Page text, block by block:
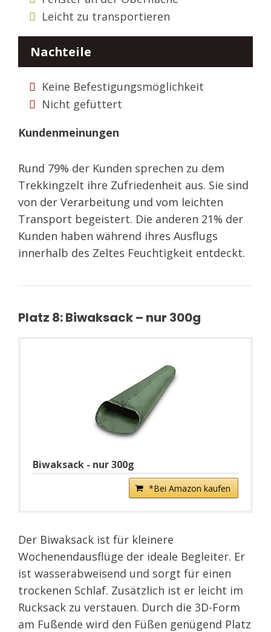
Leicht zu transportieren
Nachteile
Keine Befestigungsmöglichkeit
Nicht gefüttert
Kundenmeinungen
Rund 79% der Kunden sprechen zu dem
Trekkingzelt ihre Zufriedenheit aus. Sie sind
von der Verarbeitung und vom leichten
Transport begeistert. Die anderen 21% der
Kunden haben während ihres Ausflugs
innerhalb des Zeltes Feuchtigkeit entdeckt.
Platz 8: Biwaksack – nur 300g
Biwaksack - nur 300g
*Bei Amazon kaufen
Der Biwaksack ist für kleinere
Wochenendausflüge der ideale Begleiter. Er
ist wasserabweisend und sorgt für einen
trockenen Schlaf. Zusätzlich ist er leicht im
Rucksack zu verstauen. Durch die 3D-Form
am Fußende wird den Füßen genügend Platz